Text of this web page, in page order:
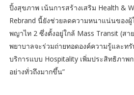
ปิ้งสุขภาพ เน้นการสร้างเสริม Health &
Rebrand นี้ยังช่วยลดความหนาแน่นของ
พญาไท 2 ซึ่งตั้งอยู่ใกล้ Mass Transit (สา
พยาบาลจะร่วมถ่ายทอดองค์ความรู้และท
บริการแบบ Hospitality เพิ่มประสิทธิภาพ
อย่างทั่วถึงมากขึ้น”